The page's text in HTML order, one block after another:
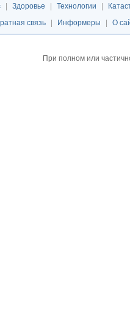
Здоровье Технологии
связь Информеры О
При полном или